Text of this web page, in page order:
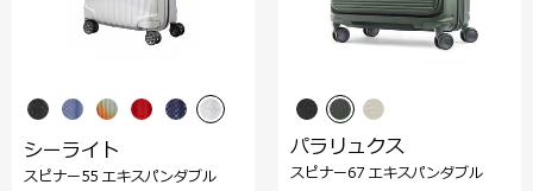
シーライト
スピナー55 エキスパンダブル
パラリュクス
スピナー67 エキスパンダブル